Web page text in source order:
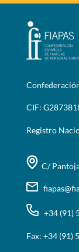
CIF:
Registro
C/
+34 (91)
Fax: +34 (91)